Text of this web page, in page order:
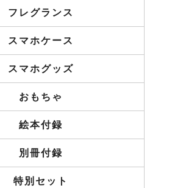
フレグランス
スマホケース
スマホグッズ
おもちゃ
絵本付録
別冊付録
特別セット